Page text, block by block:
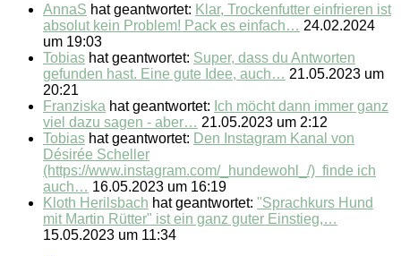
AnnaS hat geantwortet: Klar, Trockenfutter einfrieren ist
absolut kein Problem! Pack es einfach… 24.02.2024
um 19:03
Tobias hat geantwortet: Super, dass du Antworten
gefunden hast. Eine gute Idee, auch… 21.05.2023 um
20:21
Franziska hat geantwortet: Ich möcht dann immer ganz
viel dazu sagen - aber… 21.05.2023 um 2:12
Tobias hat geantwortet: Den Instagram Kanal von
Désirée Scheller
(https://www.instagram.com/_hundewohl_/) finde ich
auch… 16.05.2023 um 16:19
Kloth Herilsbach hat geantwortet: "Sprachkurs Hund
mit Martin Rütter" ist ein ganz guter Einstieg,…
15.05.2023 um 11:34